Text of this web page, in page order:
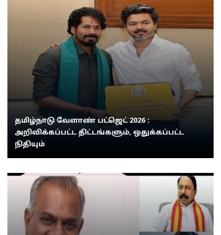
தமிழ்நாடு வேளாண் பட்ஜெட் 2026 :
அறிவிக்கப்பட்ட திட்டங்களும், ஒதுக்கப்பட்ட
நிதியும்